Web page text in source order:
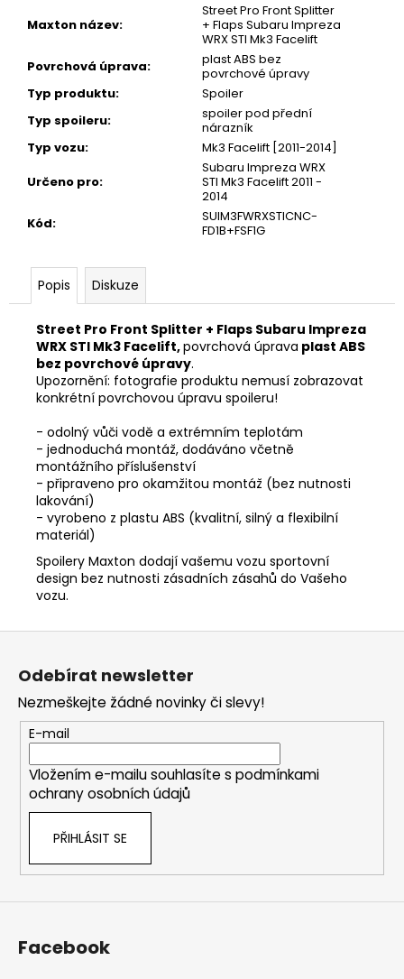
Maxton název:
Street Pro Front Splitter
+ Flaps Subaru Impreza
WRX STI Mk3 Facelift
Povrchová úprava:
plast ABS bez
povrchové úpravy
Typ produktu:
Spoiler
Typ spoileru:
spoiler pod přední
nárazník
Typ vozu:
Mk3 Facelift [2011-2014]
Určeno pro:
Subaru Impreza WRX
STI Mk3 Facelift 2011 -
2014
Kód:
SUIM3FWRXSTICNC-
FD1B+FSF1G
Popis Diskuze
Street Pro Front Splitter + Flaps Subaru Impreza
WRX STI Mk3 Facelift,povrchová úprava plast ABS
bez povrchové úpravy.
Upozornění: fotografie produktu nemusí zobrazovat
konkrétní povrchovou úpravu spoileru!
- odolný vůči vodě a extrémním teplotám
- jednoduchá montáž, dodáváno včetně
montážního příslušenství
- připraveno pro okamžitou montáž (bez nutnosti
lakování)
- vyrobeno z plastu ABS (kvalitní, silný a flexibilní
materiál)
Spoilery Maxton dodají vašemu vozu sportovní
design bez nutnosti zásadních zásahů do Vašeho
vozu.
Z
Odebírat newsletter
Nezmeškejte žádné novinky či slevy!
E-mail
Vložením e-mailu souhlasíte s podmínkami
ochrany osobních údajů
PŘIHLÁSIT SE
Facebook